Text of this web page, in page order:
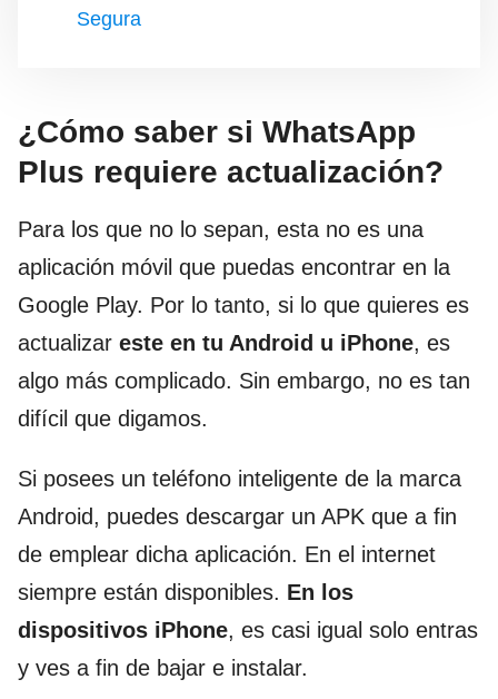
Segura
¿Cómo saber si WhatsApp
Plus requiere actualización?
Para los que no lo sepan, esta no es una
aplicación móvil que puedas encontrar en la
Google Play. Por lo tanto, si lo que quieres es
actualizar este en tu Android u iPhone, es
algo más complicado. Sin embargo, no es tan
difícil que digamos.
Si posees un teléfono inteligente de la marca
Android, puedes descargar un APK que a fin
de emplear dicha aplicación. En el internet
siempre están disponibles. En los
dispositivos iPhone, es casi igual solo entras
y ves a fin de bajar e instalar.